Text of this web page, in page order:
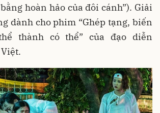
hoàn hảo của đôi cánh”). Giải
dành cho phim “Ghép tạng, biến
thành có thể” của đạo diễn